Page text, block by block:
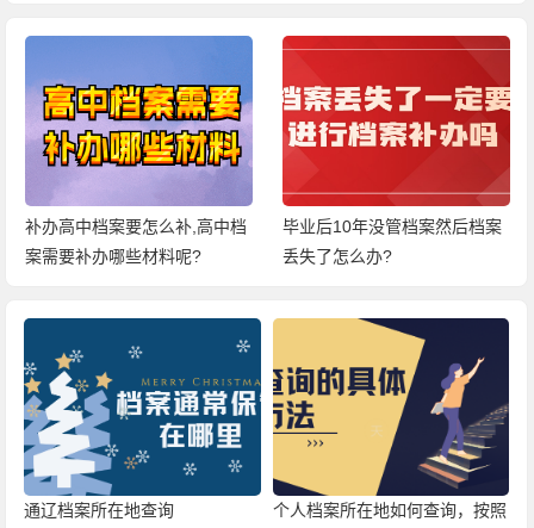
补办高中档案要怎么补,高中档
案需要补办哪些材料呢?
毕业后10年没管档案然后档案
丢失了怎么办?
通辽档案所在地查询
个人档案所在地如何查询，按照